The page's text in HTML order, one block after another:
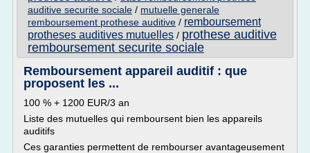
auditive securite sociale / mutuelle generale
remboursement prothese auditive / remboursement
protheses auditives mutuelles / prothese auditive
remboursement securite sociale
Remboursement appareil auditif : que
proposent les ...
100 % + 1200 EUR/3 an
Liste des mutuelles qui remboursent bien les appareils
auditifs
Ces garanties permettent de rembourser avantageusement